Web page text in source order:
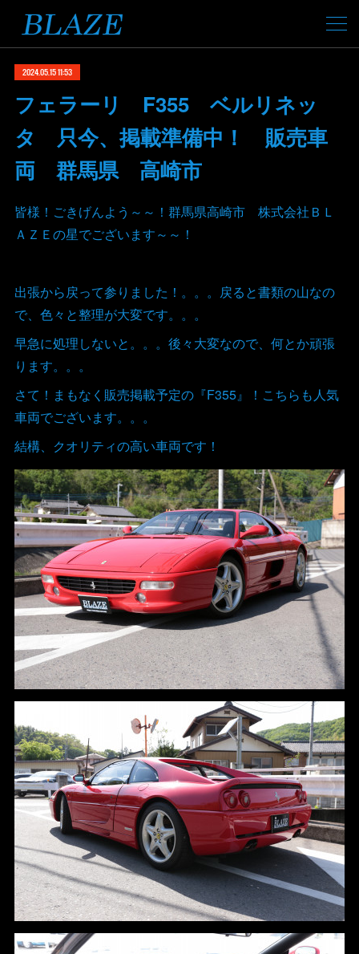
2024.05.15 11:53
フェラーリ F355 ベルリネッ
タ 只今、掲載準備中！ 販売車
両 群馬県 高崎市
皆様！ごきげんよう～～！群馬県高崎市 株式会社ＢＬ
ＡＺＥの星でございます～～！
出張から戻って参りました！。。。戻ると書類の山なの
で、色々と整理が大変です。。。
早急に処理しないと。。。後々大変なので、何とか頑張
ります。。。
さて！まもなく販売掲載予定の『F355』！こちらも人気
車両でございます。。。
結構、クオリティの高い車両です！